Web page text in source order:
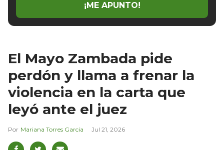
¡ME APUNTO!
El Mayo Zambada pide
perdón y llama a frenar la
violencia en la carta que
leyó ante el juez
Mariana Torres García Jul 21, 2026